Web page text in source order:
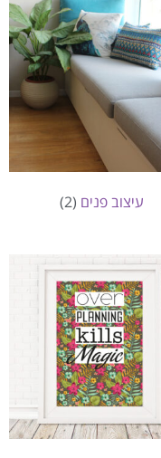
עיצוב פנים (2)